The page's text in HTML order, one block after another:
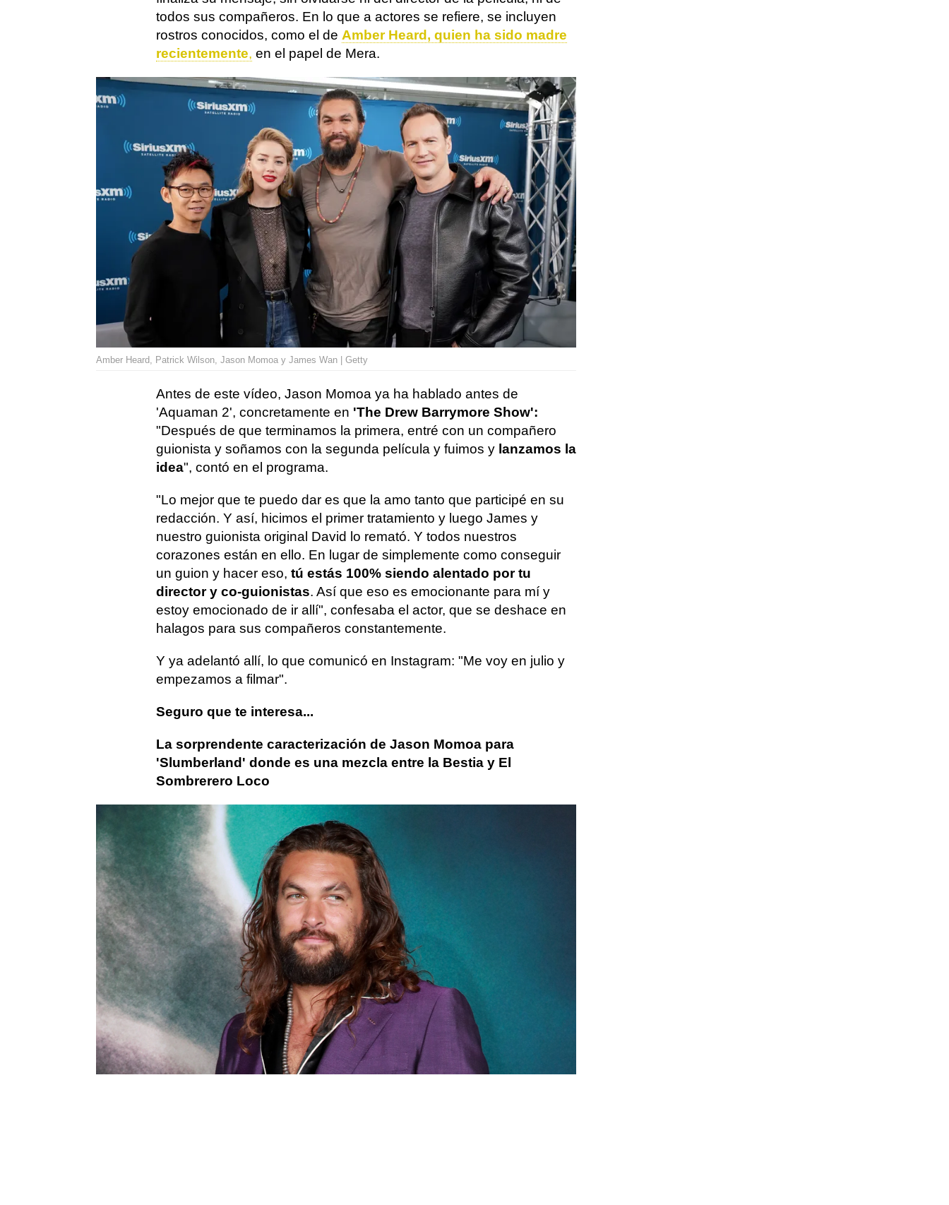
todos sus compañeros. En lo que a actores se refiere, se incluyen
rostros conocidos, como el de Amber Heard, quien ha sido madre
recientemente, en el papel de Mera.
Amber Heard, Patrick Wilson, Jason Momoa y James Wan | Getty
Antes de este vídeo, Jason Momoa ya ha hablado antes de
'Aquaman 2', concretamente en 'The Drew Barrymore Show':
"Después de que terminamos la primera, entré con un compañero
guionista y soñamos con la segunda película y fuimos y lanzamos la
idea", contó en el programa.
"Lo mejor que te puedo dar es que la amo tanto que participé en su
redacción. Y así, hicimos el primer tratamiento y luego James y
nuestro guionista original David lo remató. Y todos nuestros
corazones están en ello. En lugar de simplemente como conseguir
un guion y hacer eso, tú estás 100% siendo alentado por tu
director y co-guionistas. Así que eso es emocionante para mí y
estoy emocionado de ir allí", confesaba el actor, que se deshace en
halagos para sus compañeros constantemente.
Y ya adelantó allí, lo que comunicó en Instagram: "Me voy en julio y
empezamos a filmar".
Seguro que te interesa...
La sorprendente caracterización de Jason Momoa para
'Slumberland' donde es una mezcla entre la Bestia y El
Sombrerero Loco
Jason Momoa Aquaman